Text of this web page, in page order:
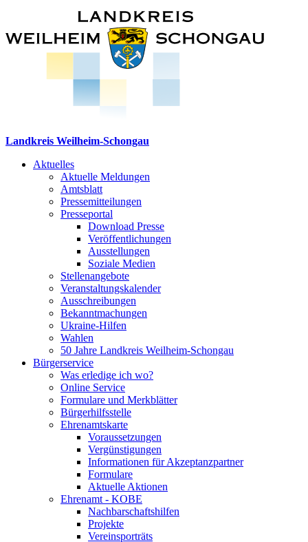
Landkreis Weilheim-Schongau
Aktuelles
Aktuelle Meldungen
Amtsblatt
Pressemitteilungen
Presseportal
Download Presse
Veröffentlichungen
Ausstellungen
Soziale Medien
Stellenangebote
Veranstaltungskalender
Ausschreibungen
Bekanntmachungen
Ukraine-Hilfen
Wahlen
50 Jahre Landkreis Weilheim-Schongau
Bürgerservice
Was erledige ich wo?
Online Service
Formulare und Merkblätter
Bürgerhilfsstelle
Ehrenamtskarte
Voraussetzungen
Vergünstigungen
Informationen für Akzeptanzpartner
Formulare
Aktuelle Aktionen
Ehrenamt - KOBE
Nachbarschaftshilfen
Projekte
Vereinsporträts